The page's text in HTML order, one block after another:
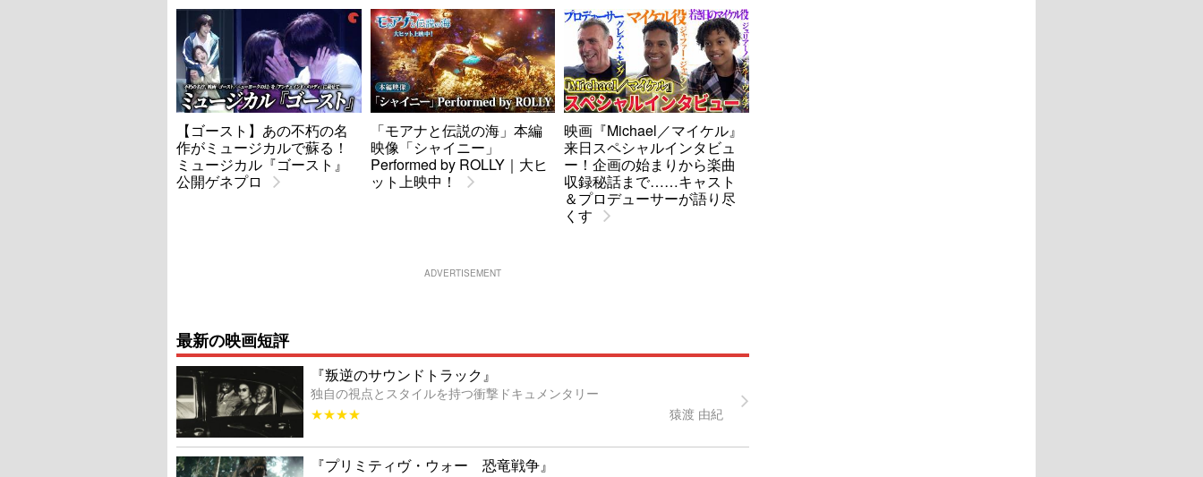
【ゴースト】あの不朽の名
作がミュージカルで蘇る！
ミュージカル『ゴースト』
公開ゲネプロ
「モアナと伝説の海」本編
映像「シャイニー」
Performed by ROLLY｜大ヒ
ット上映中！
映画『Michael／マイケル』
来日スペシャルインタビュ
ー！企画の始まりから楽曲
収録秘話まで……キャスト
＆プロデューサーが語り尽
くす
ADVERTISEMENT
最新の映画短評
『叛逆のサウンドトラック』
独自の視点とスタイルを持つ衝撃ドキュメンタリー
★★★★
猿渡 由紀
『プリミティヴ・ウォー 恐竜戦争』